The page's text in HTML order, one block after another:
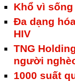
Khổ vì
Đa dạng
HIV
TNG
người
1000 suất